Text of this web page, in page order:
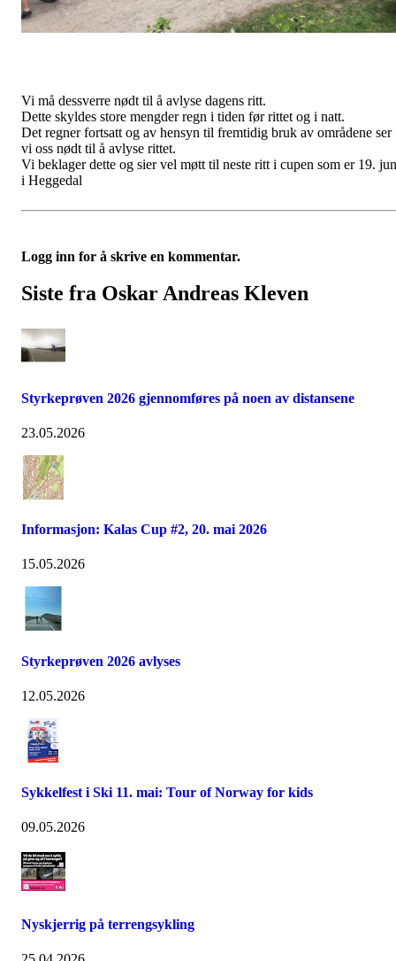
Vi må dessverre nødt til å avlyse dagens ritt.
Dette skyldes store mengder regn i tiden før rittet og i natt.
Det regner fortsatt og av hensyn til fremtidig bruk av områdene ser
vi oss nødt til å avlyse rittet.
Vi beklager dette og sier vel møtt til neste ritt i cupen som er 19.
i Heggedal
Logg inn for å skrive en kommentar.
Siste fra Oskar Andreas Kleven
Styrkeprøven 2026 gjennomføres på noen av distansene
23.05.2026
Informasjon: Kalas Cup #2, 20. mai 2026
15.05.2026
Styrkeprøven 2026 avlyses
12.05.2026
Sykkelfest i Ski 11. mai: Tour of Norway for kids
09.05.2026
Nyskjerrig på terrengsykling